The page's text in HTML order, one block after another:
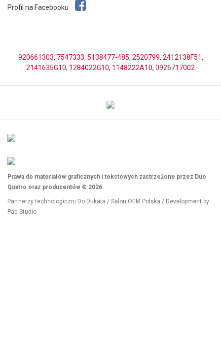
Profil na Facebooku
920661303, 7547333, 5138477-485, 2520799, 2412138F51,
2141635G10, 1284022G10, 1148222A10, 0926717002
Prawa do materiałów graficznych i tekstowych zastrzeżone przez Duo
Quatro oraz producentów © 2026
Partnerzy technologiczni Do Dukata / Salon OEM Polska / Development by
Paq Studio